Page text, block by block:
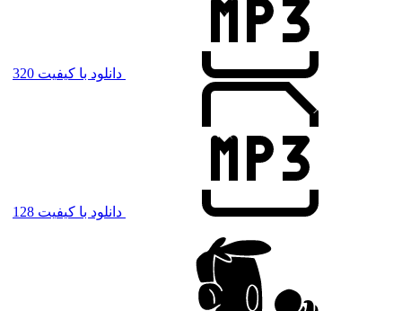
دانلود با کیفیت 320
دانلود با کیفیت 128